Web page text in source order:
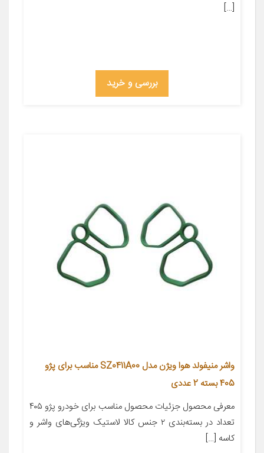
[…]
بررسی و خرید
واشر منیفولد هوا ویژن مدل SZ0411A00 مناسب برای پژو
405 بسته 2 عددی
معرفی محصول جزئیات محصول مناسب برای خودرو پژو ۴۰۵
تعداد در بسته‌بندی ۲ جنس کالا لاستیک ویژگی‌های واشر و
کاسه […]